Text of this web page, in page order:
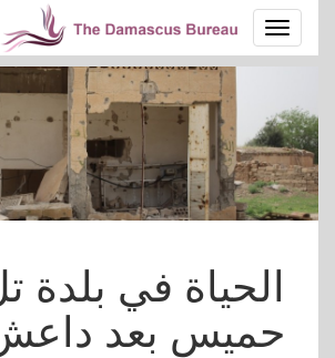
الحياة في بلدة تل
حميس بعد داعش